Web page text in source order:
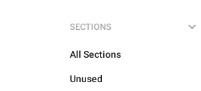
SECTIONS
All Sections
Unused